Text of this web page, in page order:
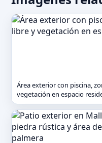
Área exterior con piscina,
vegetación en espacio